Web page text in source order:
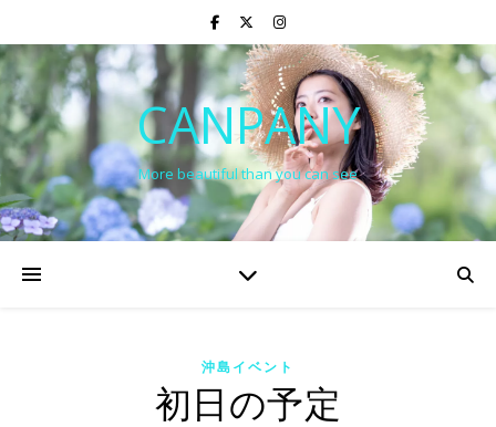
CANPANY
More beautiful than you can see
沖島イベント
初日の予定